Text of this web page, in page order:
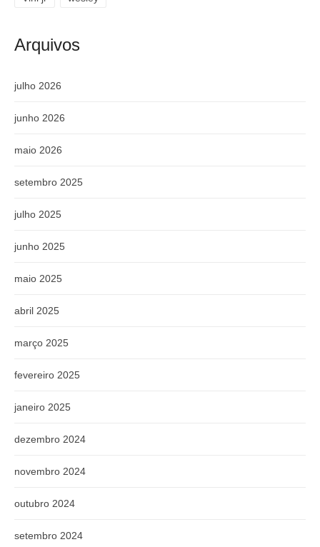
Arquivos
julho 2026
junho 2026
maio 2026
setembro 2025
julho 2025
junho 2025
maio 2025
abril 2025
março 2025
fevereiro 2025
janeiro 2025
dezembro 2024
novembro 2024
outubro 2024
setembro 2024